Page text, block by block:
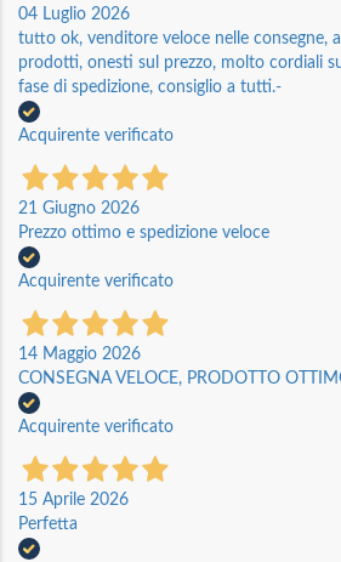
04 Luglio 2026
tutto ok, venditore veloce nelle consegne,
prodotti, onesti sul prezzo, molto cordiali
fase di spedizione, consiglio a tutti.-
Acquirente verificato
21 Giugno 2026
Prezzo ottimo e spedizione veloce
Acquirente verificato
14 Maggio 2026
CONSEGNA VELOCE, PRODOTTO
Acquirente verificato
15 Aprile 2026
Perfetta